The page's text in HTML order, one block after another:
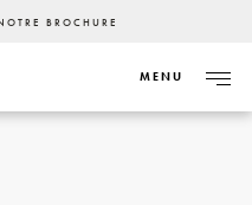
BROCHURE
MENU